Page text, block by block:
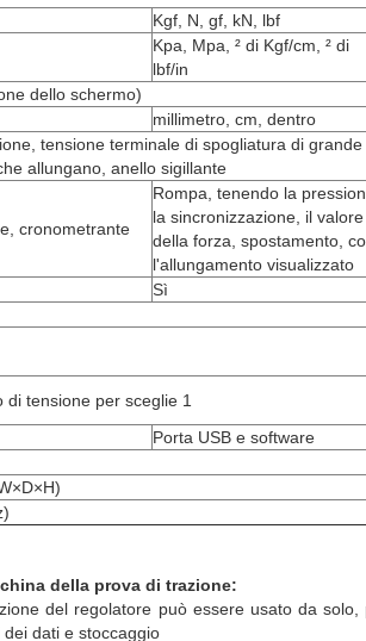
Kgf, N, gf, kN, lbf
Kpa, Mpa, ² di Kgf/cm, ² di
lbf/in
dello schermo)
millimetro, cm, dentro
tensione terminale di spogliatura di grande
allungano, anello sigillante
cronometrante
Rompa, tenendo la
la sincronizzazione, il valore
della forza, spostamento,
l'allungamento visualizzato
Sì
tensione per sceglie 1
Porta USB e software
della prova di trazione:
del regolatore può essere usato da
dati e stoccaggio